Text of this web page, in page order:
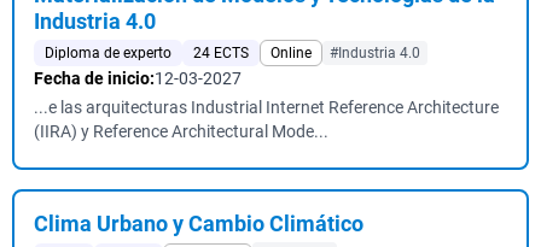
Industria 4.0
Diploma de experto 24 ECTS Online #Industria 4.0
Fecha de inicio:12-03-2027
...e las arquitecturas Industrial Internet Reference Architecture
(IIRA) y Reference Architectural Mode...
Clima Urbano y Cambio Climático